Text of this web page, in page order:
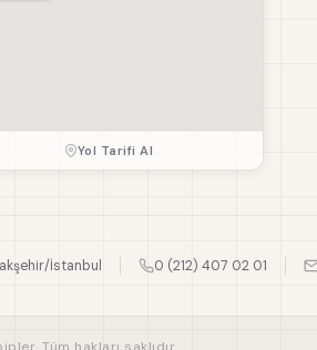
Yol Tarifi Al
İstanbul 0 (212) 407 02 01